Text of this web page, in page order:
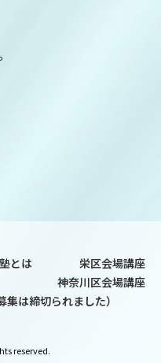
とは
栄区会場講座
神奈川区会場講座
は締切られました）
reserved.